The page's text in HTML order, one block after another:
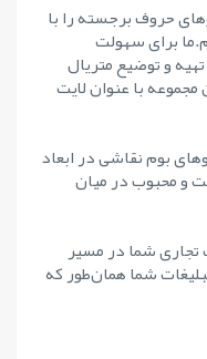
حروف برجسته را با
برای سهولت
و توضیع متریال
با عنوان لایت
بوم نقاشی در ابعاد
و محبوب در میان
تجاری شما در مسیر
شما همان‌طور که